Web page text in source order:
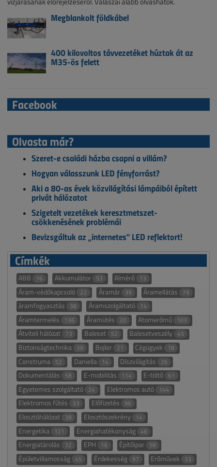
Megblankolt földkábel
400 kilovoltos távvezetéket húztak át az
M35-ös felett
Facebook
Olvasta már?
Szeret-e családi házba csapni a villám?
Hogyan válasszunk LED fényforrást?
Aki a 80-as évek közvilágítási lámpáiból épített
privát hálózatot
Szigetelt vezetékek keresztmetszet-
csökkenésének problémái
Bevizsgáltuk az „internetes” LED reflektort!
Címkék
ABB 16 Akkumulátor 53 Almérő 13
Áram-védőkapcsoló 22 Áramár 39 Áramellátás 79
áramfogyasztás 38 Áramszolgáltató 74
Áramtermelés 136 Áramütés 20 Atomerőmű 103
Átviteli hálózat 73 Baleset 52 Balesetveszély 45
Biztonságtechnika 39 Bojler 21 Cégügyek 18
Construma 52 Daniella 14 Díszvilágítás 26
Dokumentálás 58 E-mobilitás 114 E-töltő 61
Egyetemes szolgáltató 24 Elektromos autó 144
Elektromos fűtés 33 Előfizetés 96
Elosztóhálózat 38 Elosztószekrény 14
Energetika 121 Energiahatékonyság 46
Energiatárolás 32 EPH 16 Építőipar 58
Épületvillamosság 45 Érdekesség 97 Erőművek 33